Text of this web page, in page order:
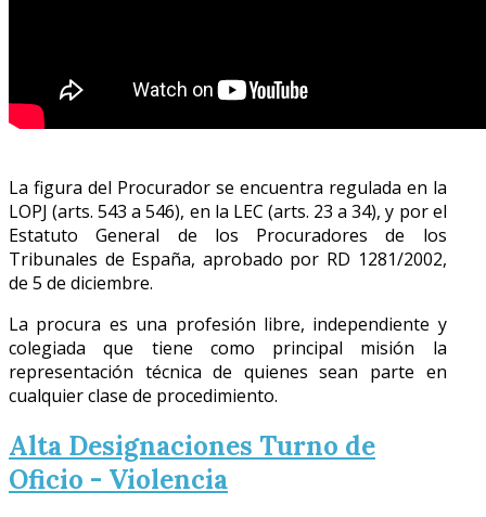
La figura del Procurador se encuentra regulada en la
LOPJ (arts. 543 a 546), en la LEC (arts. 23 a 34), y por el
Estatuto General de los Procuradores de los
Tribunales de España, aprobado por RD 1281/2002,
de 5 de diciembre.
La procura es una profesión libre, independiente y
colegiada que tiene como principal misión la
representación técnica de quienes sean parte en
cualquier clase de procedimiento.
Alta Designaciones Turno de
Oficio - Violencia